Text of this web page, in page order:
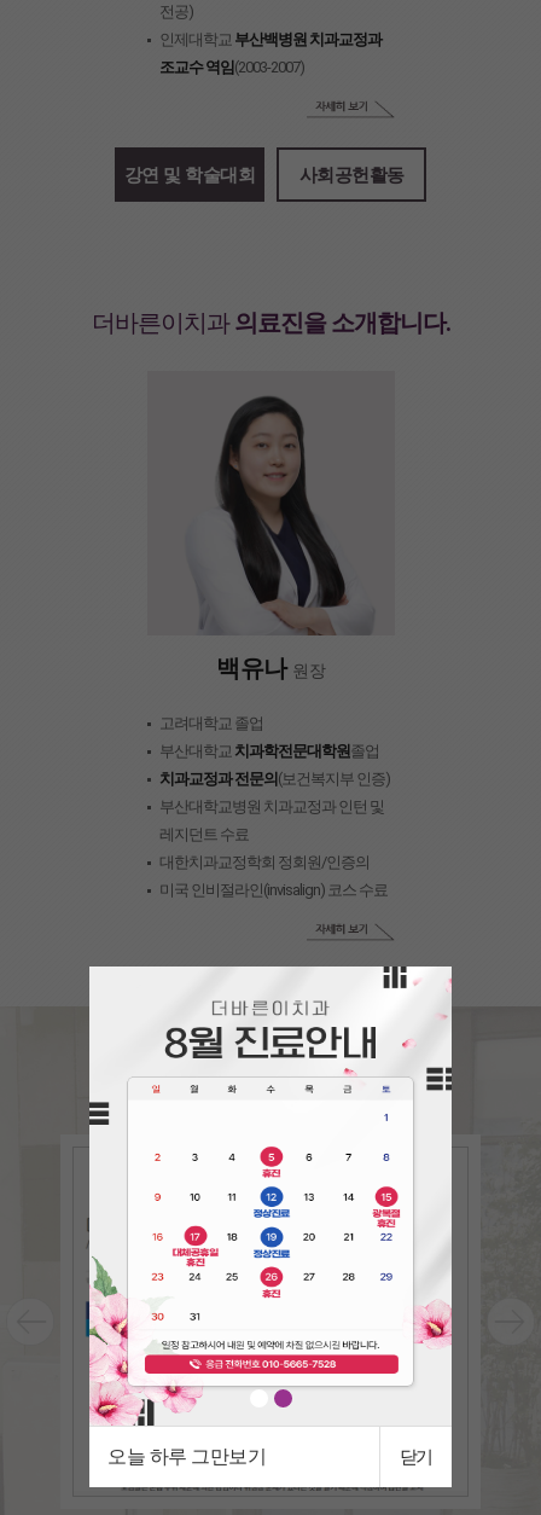
전공)
인제대학교 부산백병원 치과교정과
조교수 역임(2003-2007)
강연 및 학술대회 사회공헌활동
더바른이치과의료진을 소개합니다.
백유나 원장
고려대학교 졸업
부산대학교 치과학전문대학원졸업
치과교정과 전문의 (보건복지부 인증)
부산대학교병원 치과교정과 인턴 및
레지던트 수료
대한치과교정학회 정회원/인증의
미국 인비절라인(invisalign) 코스 수료
언론속의더바른이
The bareun-e in the press
오늘 하루 그만보기 닫기